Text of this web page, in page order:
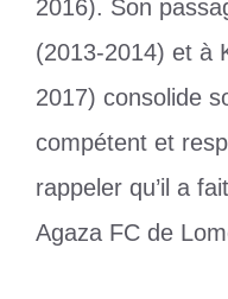
2016). Son
(2013-2014) et à
2017) consolide
compétent et
rappeler qu’il a
Agaza FC de